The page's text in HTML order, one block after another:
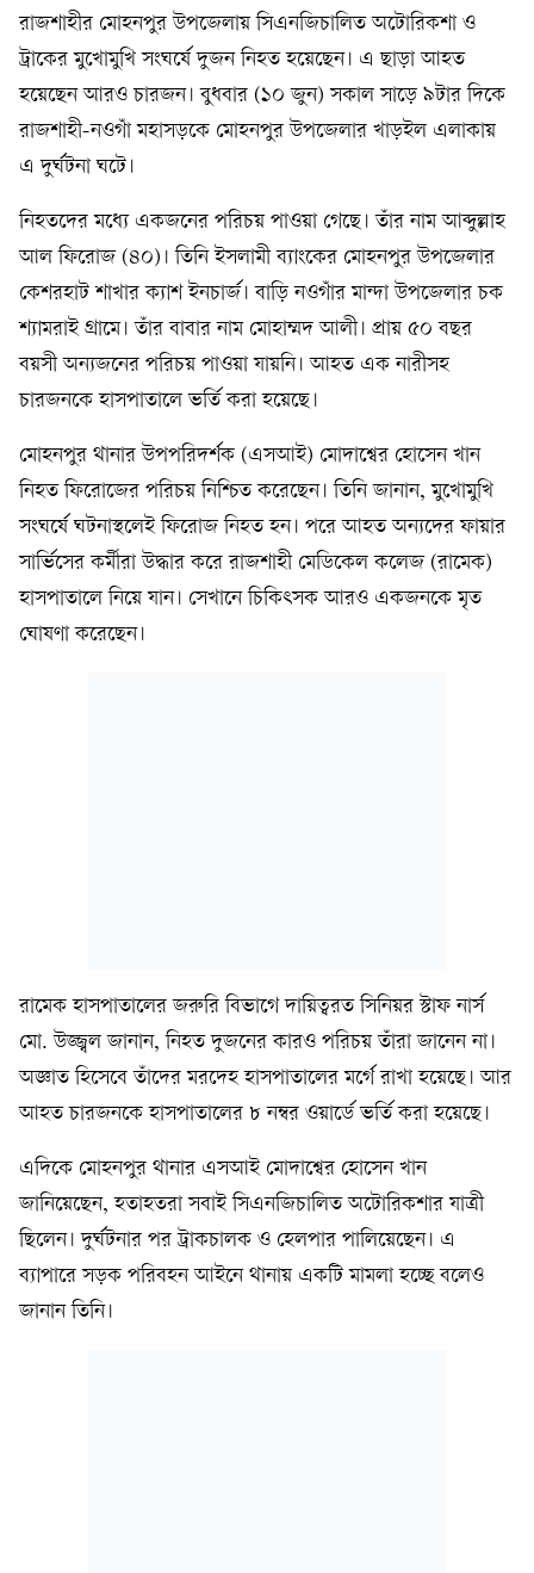
রাজশাহীর মোহনপুর উপজেলায় সিএনজিচালিত অটোরিকশা ও
ট্রাকের মুখোমুখি সংঘর্ষে দুজন নিহত হয়েছেন। এ ছাড়া আহত
হয়েছেন আরও চারজন। বুধবার (১০ জুন) সকাল সাড়ে ৯টার দিকে
রাজশাহী-নওগাঁ মহাসড়কে মোহনপুর উপজেলার খাড়ইল এলাকায়
এ দুর্ঘটনা ঘটে।
নিহতদের মধ্যে একজনের পরিচয় পাওয়া গেছে। তাঁর নাম আব্দুল্লাহ
আল ফিরোজ (৪০)। তিনি ইসলামী ব্যাংকের মোহনপুর উপজেলার
কেশরহাট শাখার ক্যাশ ইনচার্জ। বাড়ি নওগাঁর মান্দা উপজেলার চক
শ্যামরাই গ্রামে। তাঁর বাবার নাম মোহাম্মদ আলী। প্রায় ৫০ বছর
বয়সী অন্যজনের পরিচয় পাওয়া যায়নি। আহত এক নারীসহ
চারজনকে হাসপাতালে ভর্তি করা হয়েছে।
মোহনপুর থানার উপপরিদর্শক (এসআই) মোদাশ্বের হোসেন খান
নিহত ফিরোজের পরিচয় নিশ্চিত করেছেন। তিনি জানান, মুখোমুখি
সংঘর্ষে ঘটনাস্থলেই ফিরোজ নিহত হন। পরে আহত অন্যদের ফায়ার
সার্ভিসের কর্মীরা উদ্ধার করে রাজশাহী মেডিকেল কলেজ (রামেক)
হাসপাতালে নিয়ে যান। সেখানে চিকিৎসক আরও একজনকে মৃত
ঘোষণা করেছেন।
রামেক হাসপাতালের জরুরি বিভাগে দায়িত্বরত সিনিয়র স্টাফ নার্স
মো. উজ্জ্বল জানান, নিহত দুজনের কারও পরিচয় তাঁরা জানেন না।
অজ্ঞাত হিসেবে তাঁদের মরদেহ হাসপাতালের মর্গে রাখা হয়েছে। আর
আহত চারজনকে হাসপাতালের ৮ নম্বর ওয়ার্ডে ভর্তি করা হয়েছে।
এদিকে মোহনপুর থানার এসআই মোদাশ্বের হোসেন খান
জানিয়েছেন, হতাহতরা সবাই সিএনজিচালিত অটোরিকশার যাত্রী
ছিলেন। দুর্ঘটনার পর ট্রাকচালক ও হেলপার পালিয়েছেন। এ
ব্যাপারে সড়ক পরিবহন আইনে থানায় একটি মামলা হচ্ছে বলেও
জানান তিনি।